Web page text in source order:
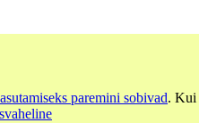
paremini sobivad. Kui